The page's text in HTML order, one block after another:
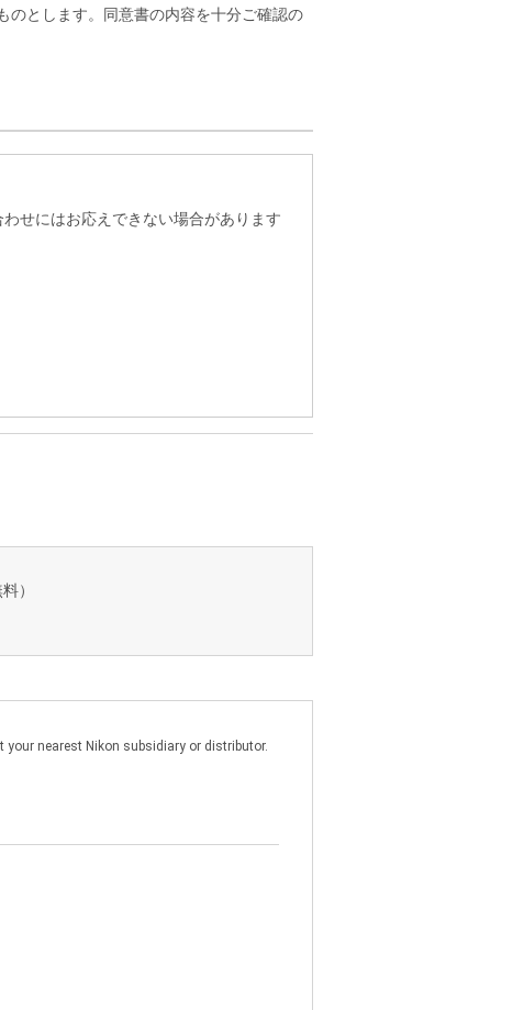
のとします。同意書の内容を十分ご確認の
せにはお応えできない場合があります
ご自身または第三者の損害、その他の
）
your nearest Nikon subsidiary or distributor.